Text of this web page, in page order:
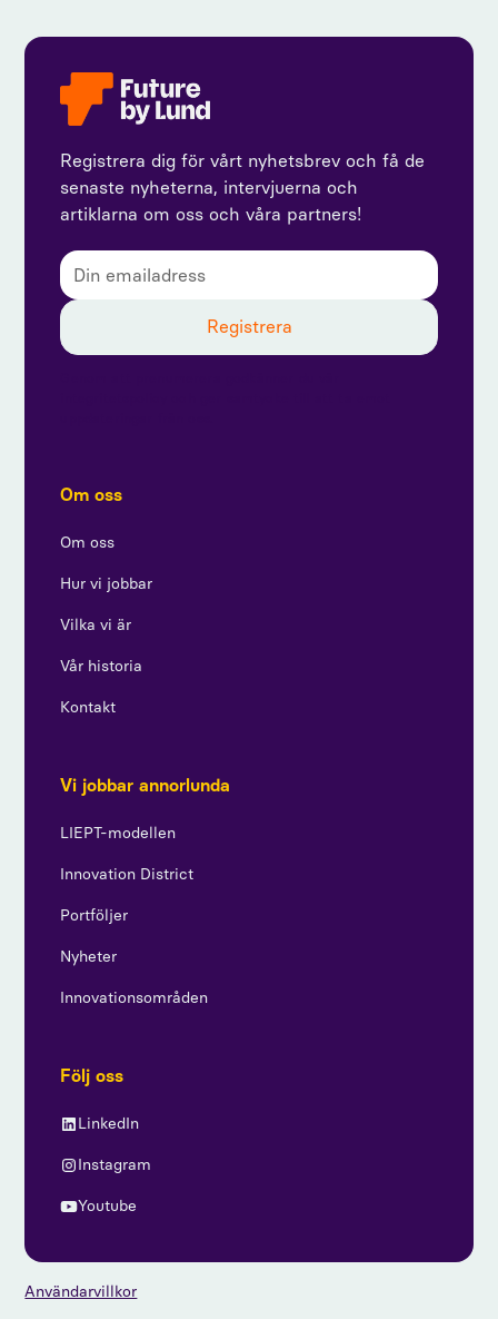
Registrera dig för vårt nyhetsbrev och få de
senaste nyheterna, intervjuerna och
artiklarna om oss och våra partners!
Om oss
Om oss
Hur vi jobbar
Vilka vi är
Vår historia
Kontakt
Vi jobbar annorlunda
LIEPT-modellen
Innovation District
Portföljer
Nyheter
Innovationsområden
Följ oss
LinkedIn
Instagram
Youtube
Användarvillkor